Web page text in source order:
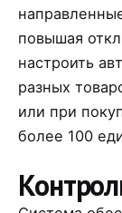
повышая
настроить
разных
или при
более 100